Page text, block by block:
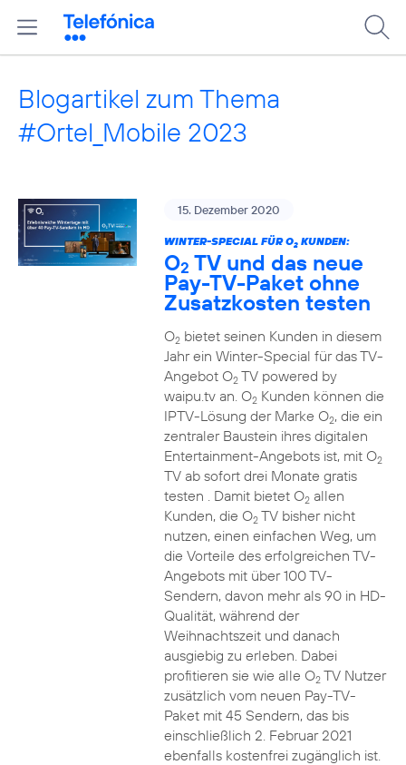
Blogartikel zum Thema
#Ortel_Mobile 2023
15. Dezember 2020
WINTER-SPECIAL FÜR O2KUNDEN:
O2 TV und das neue
Pay-TV-Paket ohne
Zusatzkosten testen
O2bietet seinen Kunden in diesem
Jahr ein Winter-Special für das TV-
Angebot O2TV powered by
waipu.tv an. O2Kunden können die
IPTV-Lösung der Marke O2, die ein
zentraler Baustein ihres digitalen
Entertainment-Angebots ist, mit O2
TV ab sofort drei Monate gratis
testen . Damit bietet O2allen
Kunden, die O2TV bisher nicht
nutzen, einen einfachen Weg, um
die Vorteile des erfolgreichen TV-
Angebots mit über 100 TV-
Sendern, davon mehr als 90 in HD-
Qualität, während der
Weihnachtszeit und danach
ausgiebig zu erleben. Dabei
profitieren sie wie alle O2TV Nutzer
zusätzlich vom neuen Pay-TV-
Paket mit 45 Sendern, das bis
einschließlich 2. Februar 2021
ebenfalls kostenfrei zugänglich ist.